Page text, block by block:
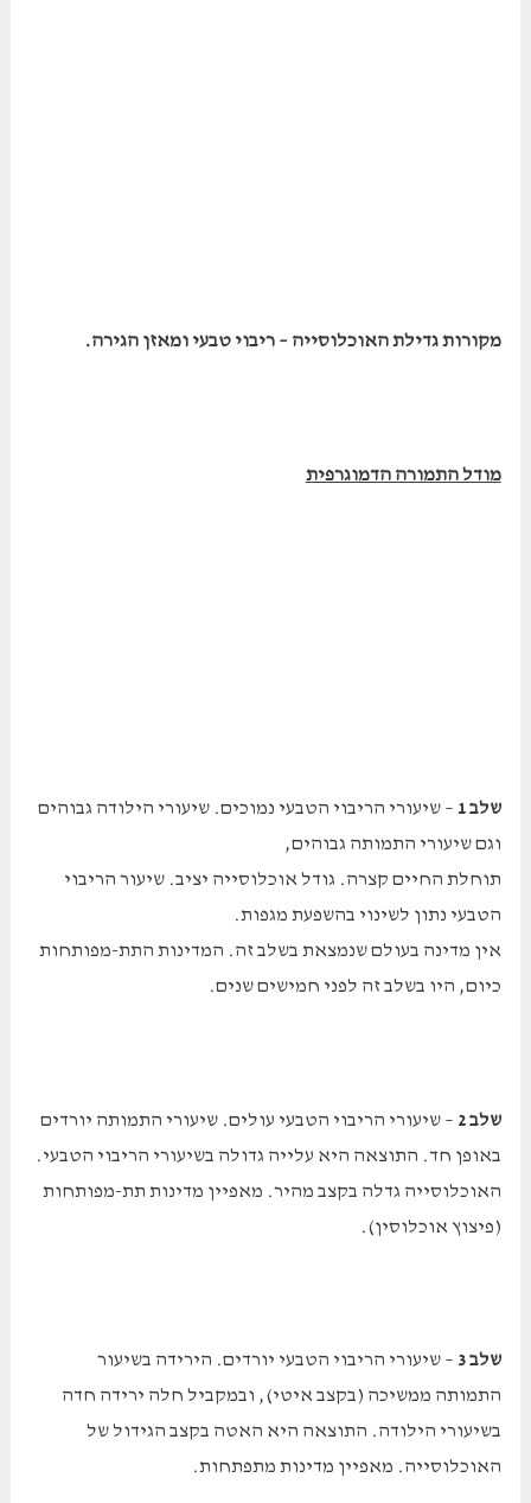
מקורות גדילת האוכלוסייה – ריבוי טבעי ומאזן הגירה.
מודל התמורה הדמוגרפית
שלב 1
– שיעורי הריבוי הטבעי נמוכים. שיעורי הילודה גבוהים
וגם שיעורי התמותה גבוהים,
תוחלת החיים קצרה. גודל אוכלוסייה יציב. שיעור הריבוי
הטבעי נתון לשינוי בהשפעת מגפות.
אין מדינה בעולם שנמצאת בשלב זה. המדינות התת-מפותחות
כיום, היו בשלב זה לפני חמישים שנים.
שלב 2
– שיעורי הריבוי הטבעי עולים. שיעורי התמותה יורדים
באופן חד. התוצאה היא עלייה גדולה בשיעורי הריבוי הטבעי.
האוכלוסייה גדלה בקצב מהיר. מאפיין מדינות תת-מפותחות
(פיצוץ אוכלוסין).
שלב 3
– שיעורי הריבוי הטבעי יורדים. הירידה בשיעור
התמותה ממשיכה (בקצב איטי), ובמקביל חלה ירידה חדה
בשיעורי הילודה. התוצאה היא האטה בקצב הגידול של
האוכלוסייה. מאפיין מדינות מתפתחות.